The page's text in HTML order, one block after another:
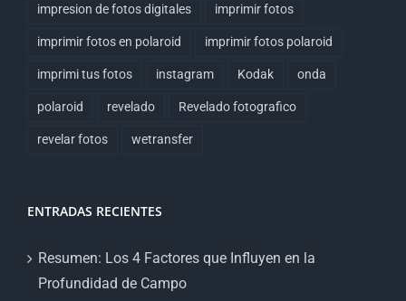
impresion de fotos digitales imprimir fotos
imprimir fotos en polaroid imprimir fotos polaroid
imprimi tus fotos instagram Kodak onda
polaroid revelado Revelado fotografico
revelar fotos wetransfer
ENTRADAS RECIENTES
Resumen: Los 4 Factores que Influyen en la
Profundidad de Campo